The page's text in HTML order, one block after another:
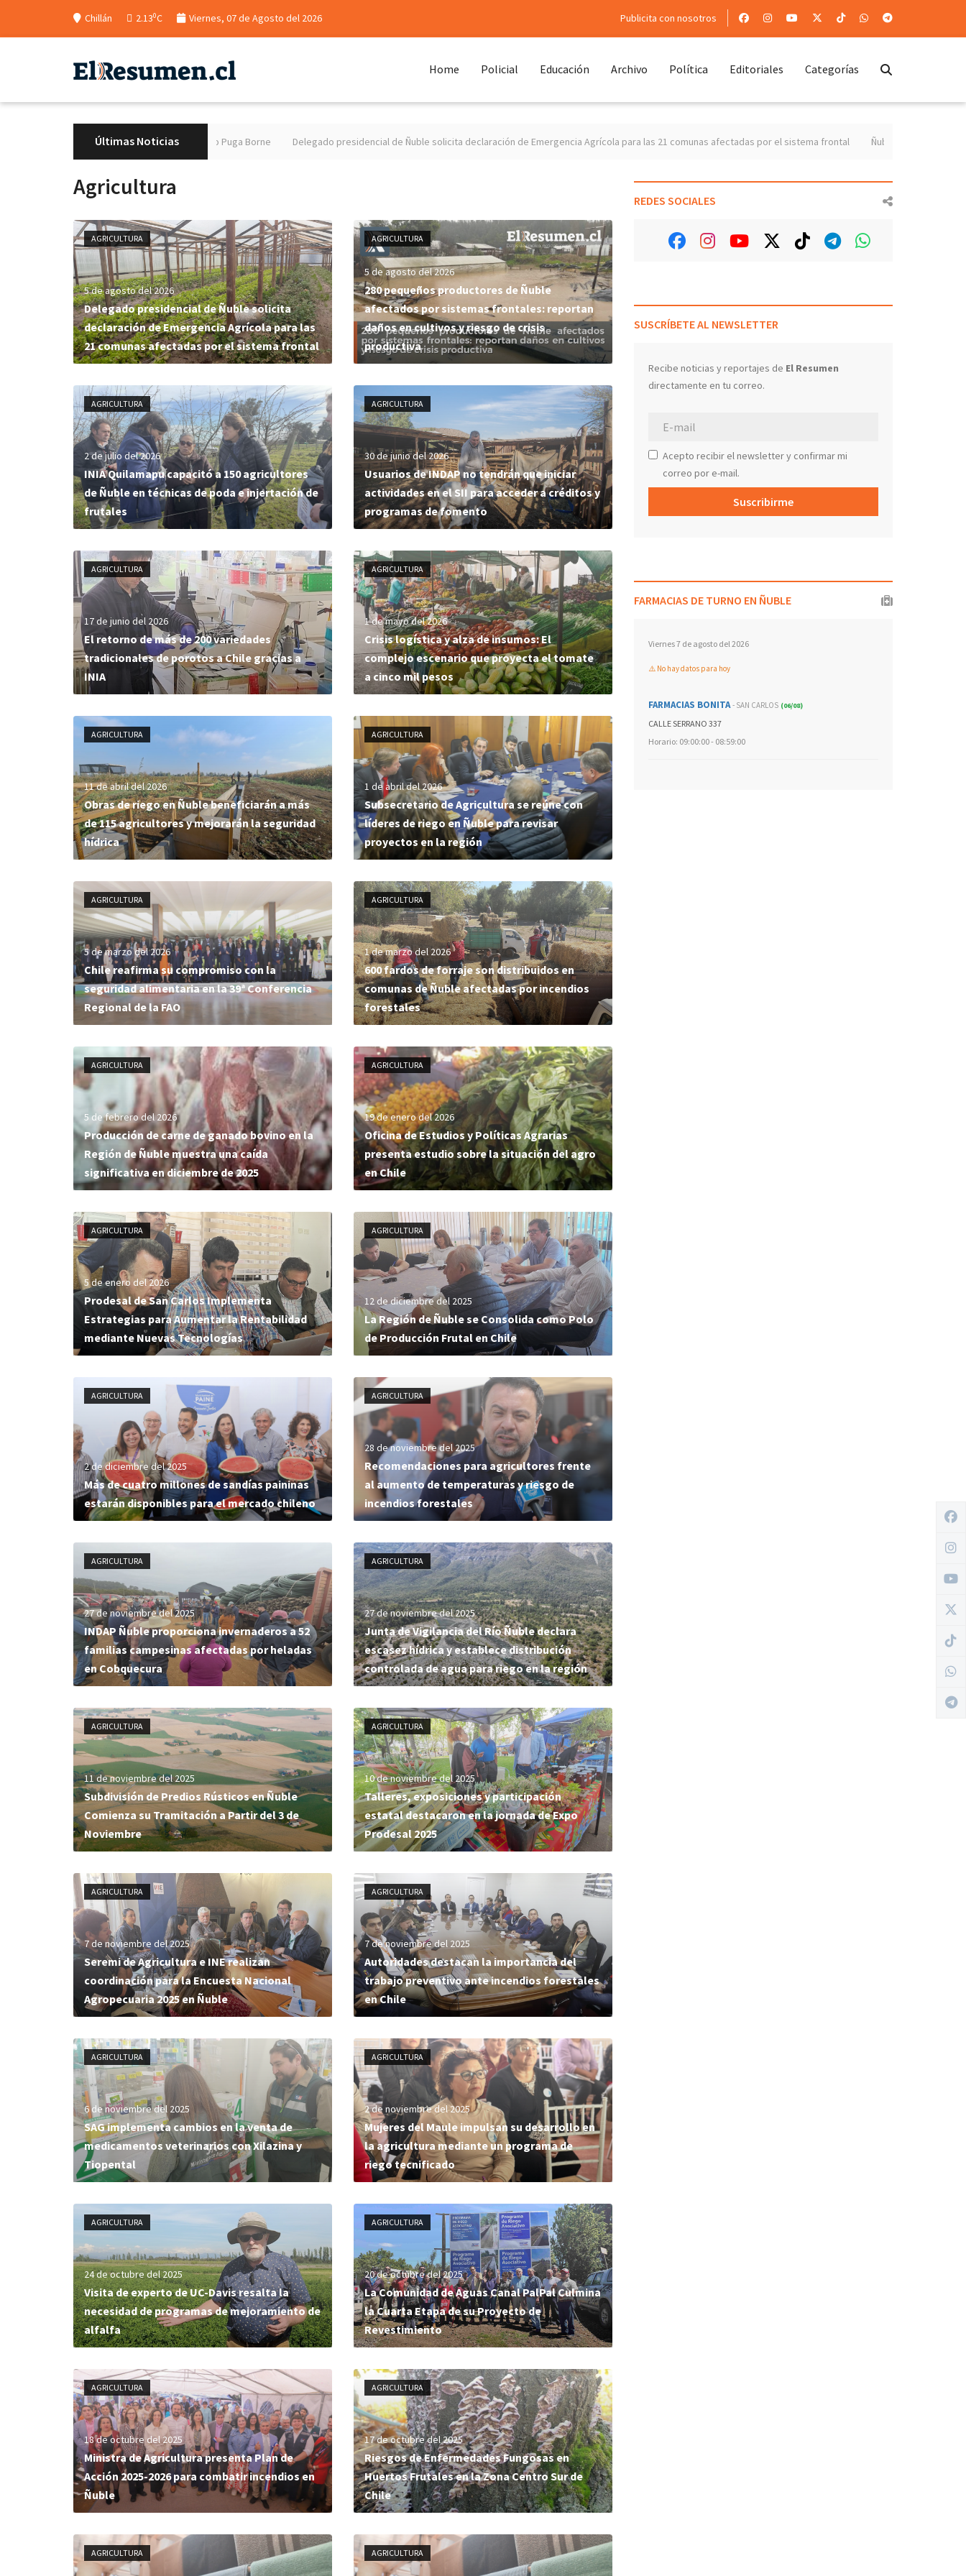
Chillán 2.130C Viernes, 07 de Agosto del 2026 Publicita con nosotros
Home Policial Educación Archivo Política Editoriales Categorías
Últimas Noticias
Federico Puga Borne Delegado presidencial de Ñuble solicita declaración de Emergencia Agrícola para las 21 comunas afectadas por el sistema frontal Ñuble presenta un superávit de lluvias del 13,8% pero
Agricultura
AGRICULTURA
5 de agosto del 2026
Delegado presidencial de Ñuble solicita
declaración de Emergencia Agrícola para las
21 comunas afectadas por el sistema frontal
AGRICULTURA
5 de agosto del 2026
280 pequeños productores de Ñuble
afectados por sistemas frontales: reportan
daños en cultivos y riesgo de crisis
productiva
AGRICULTURA
2 de julio del 2026
INIA Quilamapu capacitó a 150 agricultores
de Ñuble en técnicas de poda e injertación de
frutales
AGRICULTURA
30 de junio del 2026
Usuarios de INDAP no tendrán que iniciar
actividades en el SII para acceder a créditos y
programas de fomento
AGRICULTURA
17 de junio del 2026
El retorno de más de 200 variedades
tradicionales de porotos a Chile gracias a
INIA
AGRICULTURA
1 de mayo del 2026
Crisis logística y alza de insumos: El
complejo escenario que proyecta el tomate
a cinco mil pesos
AGRICULTURA
11 de abril del 2026
Obras de riego en Ñuble beneficiarán a más
de 115 agricultores y mejorarán la seguridad
hídrica
AGRICULTURA
1 de abril del 2026
Subsecretario de Agricultura se reúne con
líderes de riego en Ñuble para revisar
proyectos en la región
AGRICULTURA
5 de marzo del 2026
Chile reafirma su compromiso con la
seguridad alimentaria en la 39ª Conferencia
Regional de la FAO
AGRICULTURA
1 de marzo del 2026
600 fardos de forraje son distribuidos en
comunas de Ñuble afectadas por incendios
forestales
AGRICULTURA
5 de febrero del 2026
Producción de carne de ganado bovino en la
Región de Ñuble muestra una caída
significativa en diciembre de 2025
AGRICULTURA
19 de enero del 2026
Oficina de Estudios y Políticas Agrarias
presenta estudio sobre la situación del agro
en Chile
AGRICULTURA
5 de enero del 2026
Prodesal de San Carlos Implementa
Estrategias para Aumentar la Rentabilidad
mediante Nuevas Tecnologías
AGRICULTURA
12 de diciembre del 2025
La Región de Ñuble se Consolida como Polo
de Producción Frutal en Chile
AGRICULTURA
2 de diciembre del 2025
Más de cuatro millones de sandías paininas
estarán disponibles para el mercado chileno
AGRICULTURA
28 de noviembre del 2025
Recomendaciones para agricultores frente
al aumento de temperaturas y riesgo de
incendios forestales
AGRICULTURA
27 de noviembre del 2025
INDAP Ñuble proporciona invernaderos a 52
familias campesinas afectadas por heladas
en Cobquecura
AGRICULTURA
27 de noviembre del 2025
Junta de Vigilancia del Río Ñuble declara
escasez hídrica y establece distribución
controlada de agua para riego en la región
AGRICULTURA
11 de noviembre del 2025
Subdivisión de Predios Rústicos en Ñuble
Comienza su Tramitación a Partir del 3 de
Noviembre
AGRICULTURA
10 de noviembre del 2025
Talleres, exposiciones y participación
estatal destacaron en la jornada de Expo
Prodesal 2025
AGRICULTURA
7 de noviembre del 2025
Seremi de Agricultura e INE realizan
coordinación para la Encuesta Nacional
Agropecuaria 2025 en Ñuble
AGRICULTURA
7 de noviembre del 2025
Autoridades destacan la importancia del
trabajo preventivo ante incendios forestales
en Chile
AGRICULTURA
6 de noviembre del 2025
SAG implementa cambios en la venta de
medicamentos veterinarios con Xilazina y
Tiopental
AGRICULTURA
2 de noviembre del 2025
Mujeres del Maule impulsan su desarrollo en
la agricultura mediante un programa de
riego tecnificado
AGRICULTURA
24 de octubre del 2025
Visita de experto de UC-Davis resalta la
necesidad de programas de mejoramiento de
alfalfa
AGRICULTURA
20 de octubre del 2025
La Comunidad de Aguas Canal PalPal Culmina
la Cuarta Etapa de su Proyecto de
Revestimiento
AGRICULTURA
18 de octubre del 2025
Ministra de Agricultura presenta Plan de
Acción 2025-2026 para combatir incendios en
Ñuble
AGRICULTURA
17 de octubre del 2025
Riesgos de Enfermedades Fungosas en
Huertos Frutales en la Zona Centro Sur de
Chile
AGRICULTURA AGRICULTURA
REDES SOCIALES
SUSCRÍBETE AL NEWSLETTER
Recibe noticias y reportajes de El Resumen
directamente en tu correo.
Acepto recibir el newsletter y confirmar mi
correo por e-mail.
Suscribirme
FARMACIAS DE TURNO EN ÑUBLE
Viernes 7 de agosto del 2026
⚠️ No hay datos para hoy
FARMACIAS BONITA - SAN CARLOS (06/08)
CALLE SERRANO 337
Horario: 09:00:00 - 08:59:00